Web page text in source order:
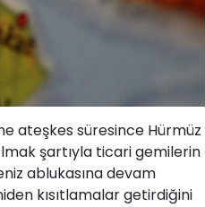
ateşkes süresince Hürmüz
şartıyla ticari gemilerin
ablukasına devam
kısıtlamalar getirdiğini